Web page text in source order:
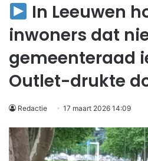
In Leeuwen
inwoners dat
gemeenteraad
Outlet-drukte
Redactie 17 maart 2026 14:09